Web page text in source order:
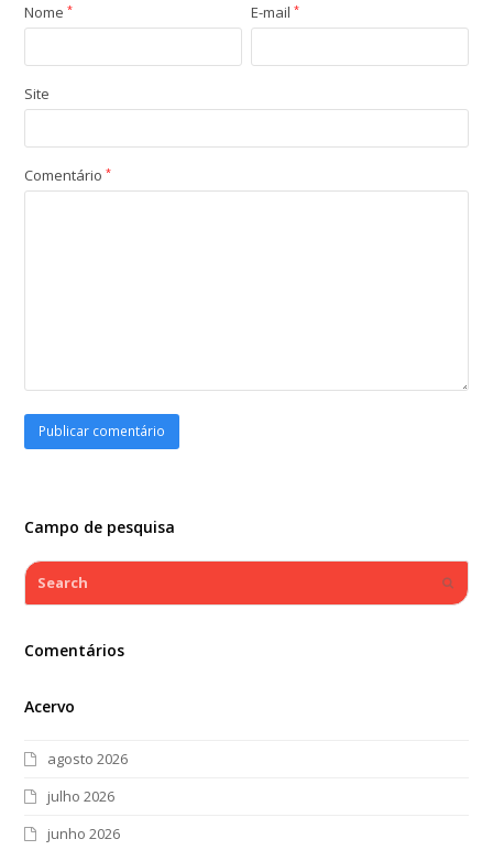
Nome* E-mail*
Site
Comentário*
Campo de pesquisa
Search
Comentários
Acervo
agosto 2026
julho 2026
junho 2026